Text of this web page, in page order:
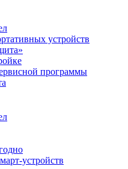
устройств
программы
устройств